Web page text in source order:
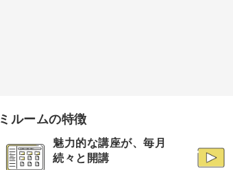
ミルームの特徴
魅力的な講座が、毎月
続々と開講